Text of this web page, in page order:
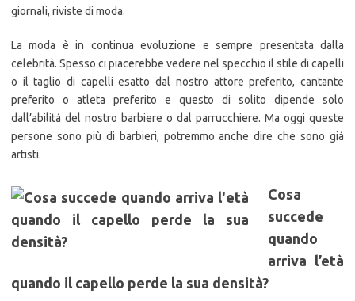
giornali, riviste di moda.
La moda è in continua evoluzione e sempre presentata dalla
celebrità. Spesso ci piacerebbe vedere nel specchio il stile di capelli
o il taglio di capelli esatto dal nostro attore preferito, cantante
preferito o atleta preferito e questo di solito dipende solo
dall’abilitá del nostro barbiere o dal parrucchiere. Ma oggi queste
persone sono più di barbieri, potremmo anche dire che sono giá
artisti.
Cosa
succede
quando
arriva l’età
quando il capello perde la sua densità?